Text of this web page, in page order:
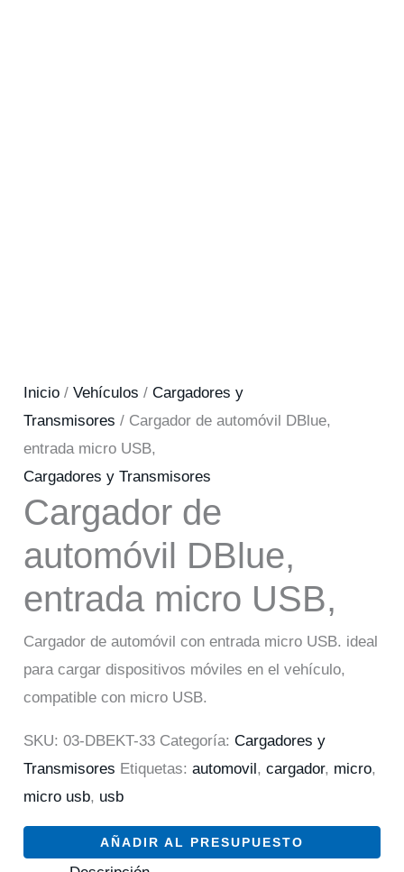
Inicio /Vehículos /Cargadores y
Transmisores / Cargador de automóvil DBlue,
entrada micro USB,
Cargadores y Transmisores
Cargador de
automóvil DBlue,
entrada micro USB,
Cargador de automóvil con entrada micro USB. ideal
para cargar dispositivos móviles en el vehículo,
compatible con micro USB.
SKU:03-DBEKT-33 Categoría:Cargadores y
Transmisores Etiquetas:automovil ,cargador, micro,
micro usb, usb
AÑADIR AL PRESUPUESTO